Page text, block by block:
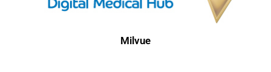
Milvue